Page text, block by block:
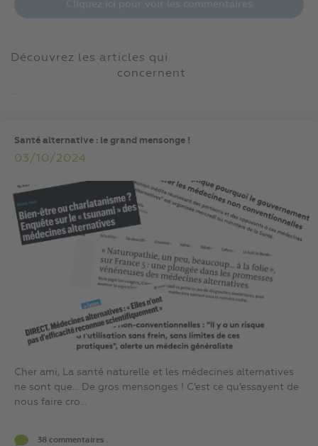
Découvrez les articles qui
concernent
...
Santé alternative : le grand mensonge !
03/10/2024
Cher ami, La santé naturelle et les médecines alternatives
ne sont que… De gros mensonges ! C’est ce qu’essayent de
nous faire cro...
38 commentaires .